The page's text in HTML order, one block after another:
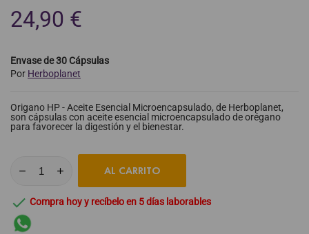
24,90 €
Envase de 30 Cápsulas
Por Herboplanet
Origano HP - Aceite Esencial Microencapsulado, de Herboplanet,
son cápsulas con aceite esencial microencapsulado de orégano
para favorecer la digestión y el bienestar.
AL CARRITO
 Compra hoy y recíbelo en 5 días laborables